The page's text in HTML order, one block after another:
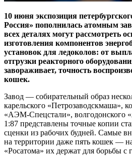
10 июня экспозиция
Россия» пополнилась атомным
всех деталях могут рассмотреть
изготовления компонентов
установок для ледоколов: от
отгрузки реакторного
завораживает, точность
кошек.
Завод — ​собирательный образ
карельского «Петрозаводскмаша»,
«АЭМ-Спецстали», волгодонского
1:87 представлены точные копии
сценки из рабочих будней. Самые
на территории даже пять кошек —
«Росатома» их держат для борьбы с